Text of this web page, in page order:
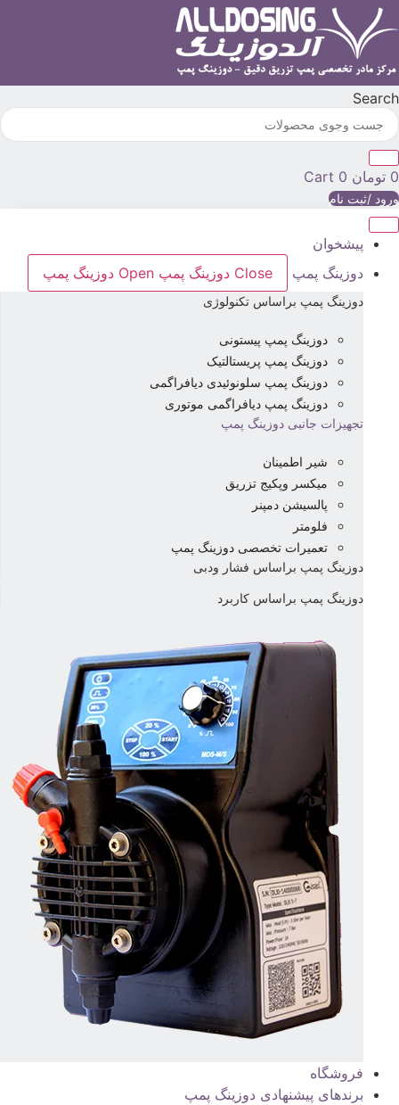
Search
0 تومان 0
Cart
ورود /ثبت نام
پیشخوان
دوزینگ پمپ
Close دوزینگ پمپ Open دوزینگ پمپ
دوزینگ پمپ براساس تکنولوژی
دوزینگ پمپ پیستونی
دوزینگ پمپ پریستالتیک
دوزینگ پمپ سلونوئیدی دیافراگمی
دوزینگ پمپ دیافراگمی موتوری
تجهیزات جانبی دوزینگ پمپ
شیر اطمینان
میکسر وپکیج تزریق
پالسیشن دمپنر
فلومتر
تعمیرات تخصصی دوزینگ پمپ
دوزینگ پمپ براساس فشار ودبی
دوزینگ پمپ براساس کاربرد
فروشگاه
برندهای پیشنهادی دوزینگ پمپ